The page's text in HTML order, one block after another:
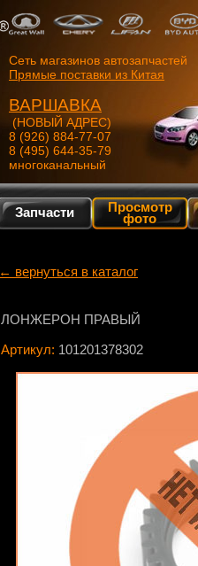
Сеть магазинов автозапчастей
Прямые поставки из Китая
ВАРШАВКА
(НОВЫЙ АДРЕС)
8 (926) 884-77-07
8 (495) 644-35-79
многоканальный
Запчасти Просмотр
фото
← вернуться в каталог
ЛОНЖЕРОН ПРАВЫЙ
Артикул: 101201378302